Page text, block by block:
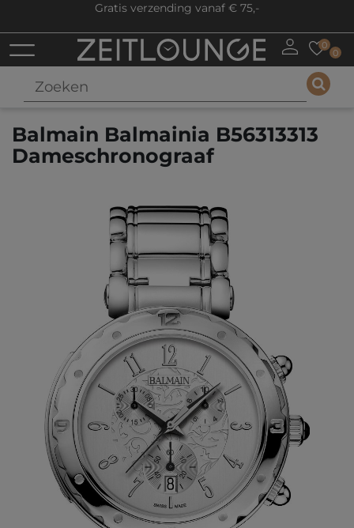
Gratis verzending vanaf € 75,-
0
0
Balmain Balmainia B56313313
Dameschronograaf